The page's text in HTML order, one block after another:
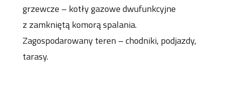
grzewcze – kotły gazowe dwufunkcyjne
z zamkniętą komorą spalania.
Zagospodarowany teren – chodniki, podjazdy,
tarasy.